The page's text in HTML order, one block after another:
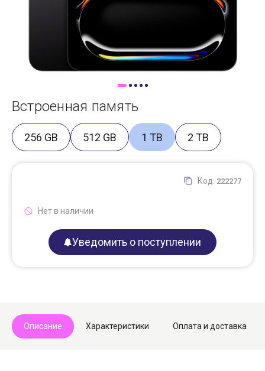
Trade-In
Встроенная память
256 GB 512 GB 1 TB 2 TB
Код: 222277
Нет в наличии
Уведомить о поступлении
Описание Характеристики Оплата и доставка